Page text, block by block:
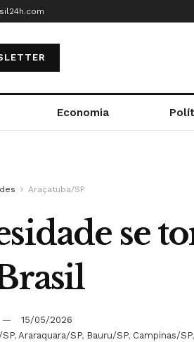
Economia
Araçatuba/SP
se
15/05/2026
, Araraquara/SP, Bauru/SP, Campinas/SP,